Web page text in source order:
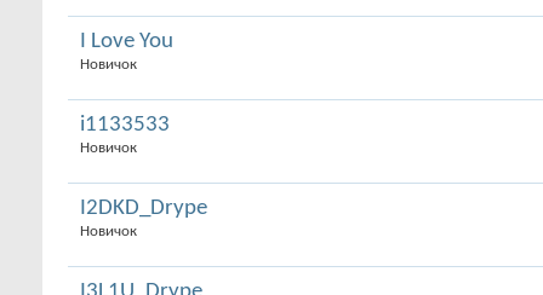
I Love You
Новичок
i1133533
Новичок
I2DKD_Drype
Новичок